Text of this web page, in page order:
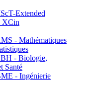
Extended
XCin
- Mathématiques
- Biologie,
Santé
- Ingénierie